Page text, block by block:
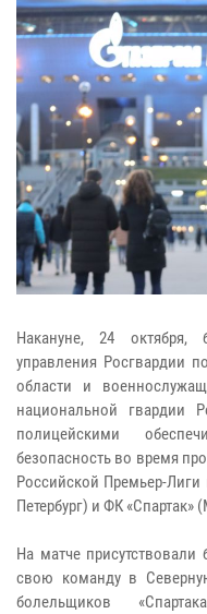
Накануне, 24 октября,
управления Росгвардии
области и
национальной гвардии
полицейскими
безопасность во время
Российской Премьер-
Петербург) и ФК «Спартак»
На матче присутствовали
свою команду в
болельщиков